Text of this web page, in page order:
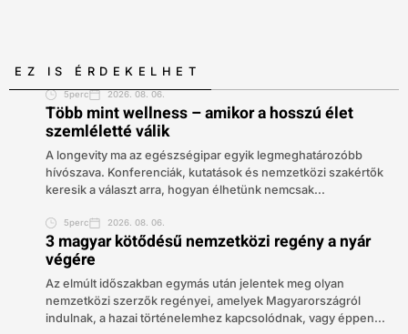
EZ IS ÉRDEKELHET
5perc 2026. 08. 06.
Több mint wellness – amikor a hosszú élet
szemléletté válik
A longevity ma az egészségipar egyik legmeghatározóbb
hívószava. Konferenciák, kutatások és nemzetközi szakértők
keresik a választ arra, hogyan élhetünk nemcsak...
5perc 2026. 08. 06.
3 magyar kötődésű nemzetközi regény a nyár
végére
Az elmúlt időszakban egymás után jelentek meg olyan
nemzetközi szerzők regényei, amelyek Magyarországról
indulnak, a hazai történelemhez kapcsolódnak, vagy éppen...